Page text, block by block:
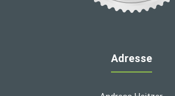
Adresse